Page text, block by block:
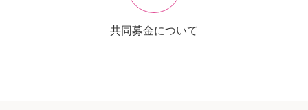
共同募金について